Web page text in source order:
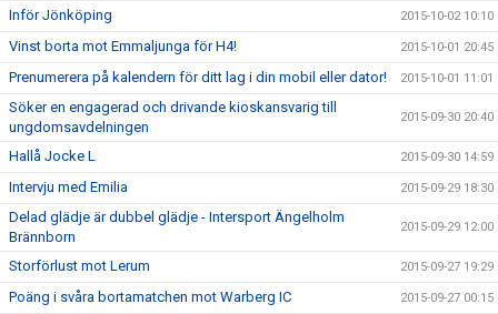
Inför Jönköping 2015-10-02 10:10
Vinst borta mot Emmaljunga för H4! 2015-10-01 20:45
Prenumerera på kalendern för ditt lag i din mobil eller dator! 2015-10-01 11:01
Söker en engagerad och drivande kioskansvarig till
ungdomsavdelningen
2015-09-30 20:40
Hallå Jocke L 2015-09-30 14:59
Intervju med Emilia 2015-09-29 18:30
Delad glädje är dubbel glädje - Intersport Ängelholm
Brännborn
2015-09-29 12:00
Storförlust mot Lerum 2015-09-27 19:29
Poäng i svåra bortamatchen mot Warberg IC 2015-09-27 00:15